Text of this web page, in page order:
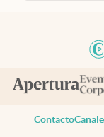
Contacto